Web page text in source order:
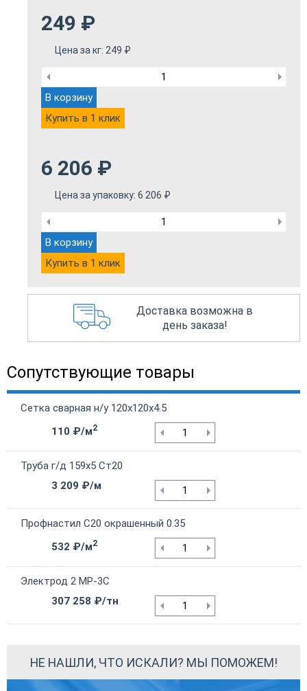
249 ₽
Цена за кг: 249 ₽
В корзину
Купить в 1 клик
6 206 ₽
Цена за упаковку: 6 206 ₽
В корзину
Купить в 1 клик
Доставка возможна в
день заказа!
Сопутствующие товары
Сетка сварная н/у 120х120х4.5
110 ₽/м2
Труба г/д 159х5 Ст20
3 209 ₽/м
Профнастил С20 окрашенный 0.35
532 ₽/м2
Электрод 2 МР-3С
307 258 ₽/тн
НЕ НАШЛИ, ЧТО ИСКАЛИ? МЫ ПОМОЖЕМ!